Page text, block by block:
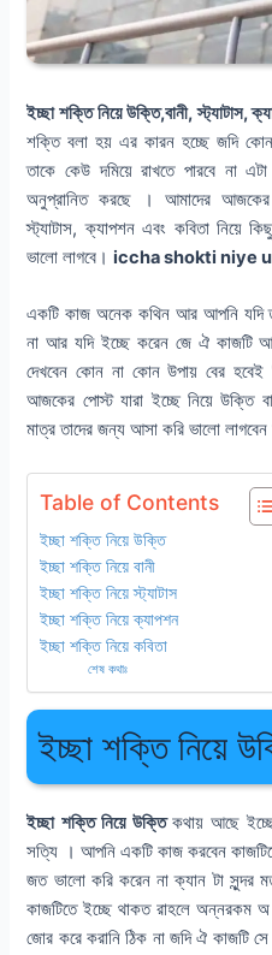
ইচ্ছা শক্তি নিয়ে উক্তি,বানী, স্ট্যাটাস,
শক্তি বলা হয় এর কারন হচ্ছে জদি
তাকে কেউ দমিয়ে রাখতে পারবে না
অনুপ্রানিত করছে । আমাদের আজকের
স্ট্যাটাস, ক্যাপশন এবং কবিতা নিয়ে
ভালো লাগবে।iccha shokti niye
একটি কাজ অনেক কথিন আর আপনি যদি
না আর যদি ইচ্ছে করেন জে ঐ কাজটি
দেখবেন কোন না কোন উপায় বের
আজকের পোস্ট যারা ইচ্ছে নিয়ে উক্তি
মাত্র তাদের জন্য আসা করি ভালো
Table of Contents
ইচ্ছা শক্তি নিয়ে উক্তি
ইচ্ছা শক্তি নিয়ে বানী
ইচ্ছা শক্তি নিয়ে স্ট্যাটাস
ইচ্ছা শক্তি নিয়ে ক্যাপশন
ইচ্ছা শক্তি নিয়ে কবিতা
শেষ কথাঃ
ইচ্ছা শক্তি নিয়ে
ইচ্ছা শক্তি নিয়ে উক্তিকথায় আছে
সত্যি । আপনি একটি কাজ করবেন
জত ভালো করি করেন না ক্যান টা সুন্দর
কাজটিতে ইচ্ছে থাকত রাহলে অন্নরকম
জোর করে করানি ঠিক না জদি ঐ কাজটি